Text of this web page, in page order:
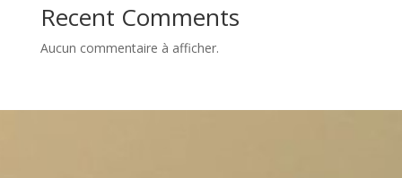
Recent Comments
Aucun commentaire à afficher.